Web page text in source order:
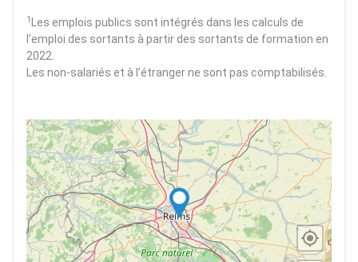
1
Les emplois publics sont intégrés dans les calculs de
l’emploi des sortants à partir des sortants de formation en
2022.
Les non-salariés et à l’étranger ne sont pas comptabilisés.